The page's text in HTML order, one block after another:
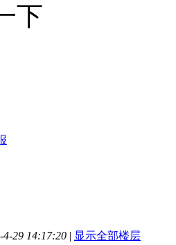
下
29 14:17:20 | 显示全部楼层